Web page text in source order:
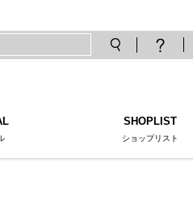
SHOPLIST
ショップリスト